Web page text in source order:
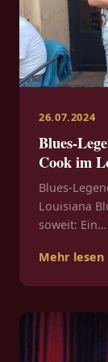
26.07.2024
Blues-
Cook im
Blues-
Louisiana
soweit: Ein…
Mehr